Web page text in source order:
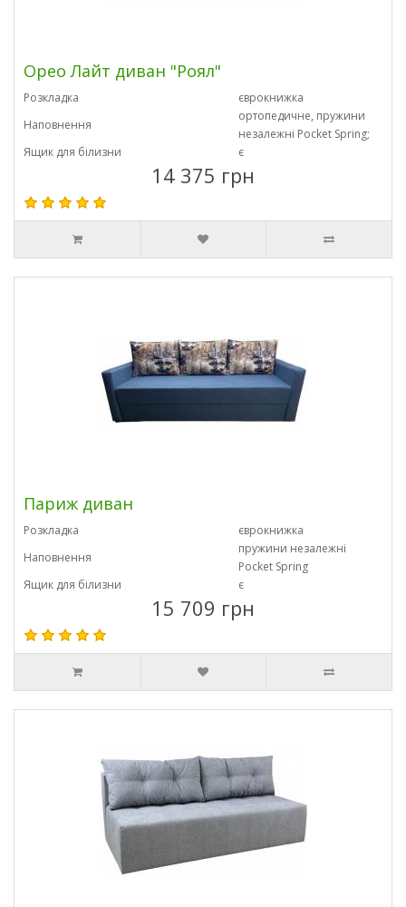
Орео Лайт диван "Роял"
Розкладка
єврокнижка
Наповнення
ортопедичне, пружини
незалежні Pocket Spring;
Ящик для білизни
є
14 375 грн
Париж диван
Розкладка
єврокнижка
Наповнення
пружини незалежні
Pocket Spring
Ящик для білизни
є
15 709 грн